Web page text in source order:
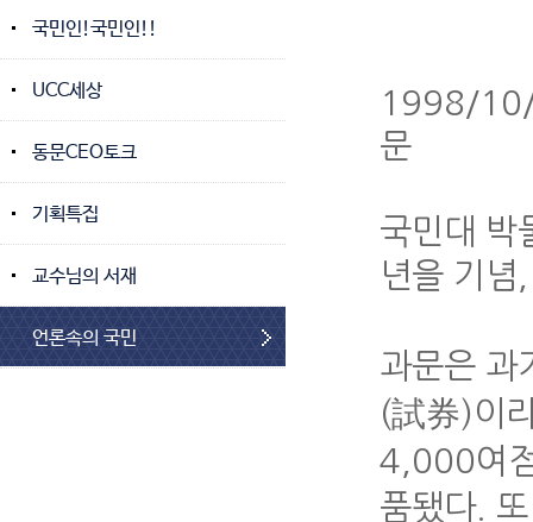
국민인!국민인!!
UCC세상
동문CEO토크
기획특집
교수님의 서재
언론속의 국민
1998/10/
문
국민대 박
년을 기념
과문은 과
(試券)이
4,000여
품됐다.